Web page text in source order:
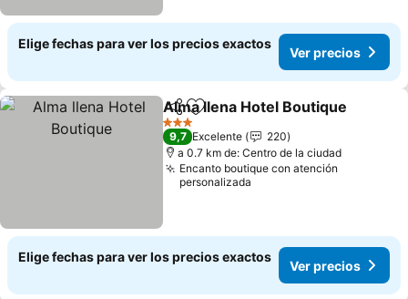
Elige fechas para ver los precios exactos
Ver precios
CompartirAgregar a favoritos
Alma llena Hotel Boutique
3 Estrellas
9,7 Excelente
220
a 0.7 km de: Centro de la ciudad
Encanto boutique con atención
personalizada
Elige fechas para ver los precios exactos
Ver precios